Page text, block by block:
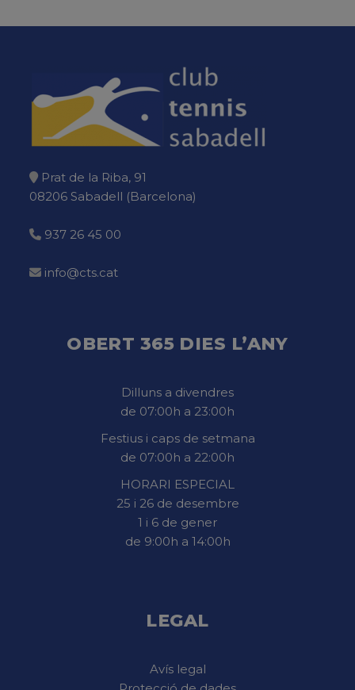
Prat de la Riba, 91
08206 Sabadell (Barcelona)
937 26 45 00
info@cts.cat
OBERT 365 DIES L’ANY
Dilluns a divendres
de 07:00h a 23:00h
Festius i caps de setmana
de 07:00h a 22:00h
HORARI ESPECIAL
25 i 26 de desembre
1 i 6 de gener
de 9:00h a 14:00h
LEGAL
Avís legal